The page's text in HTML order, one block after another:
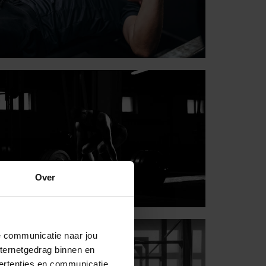
Over
naar jou
binnen en
en communicatie